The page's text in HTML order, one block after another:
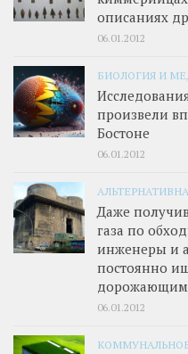
описаниях
06.01.2012
БИОЛОГИЯ И
произвели
Бостоне
06.01.2012
Даже
газа по
инженеры и
постоянно
дорожающим
06.01.2012